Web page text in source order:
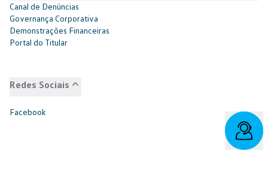
Canal de Denúncias
Governança Corporativa
Demonstrações Financeiras
Portal do Titular
Redes Sociais
Facebook